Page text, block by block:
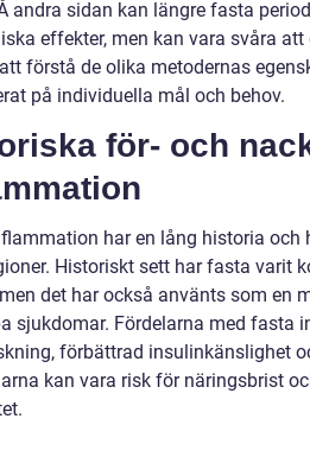
andra sidan kan längre fasta
effekter, men kan vara svåra
förstå de olika metodernas
på individuella mål och behov.
för- och
har en lång historia och
Historiskt sett har fasta varit
det har också använts som en
sjukdomar. Fördelarna med fasta
förbättrad insulinkänslighet
kan vara risk för näringsbrist